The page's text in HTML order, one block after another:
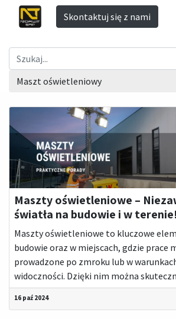
Skontaktuj się z nami
Maszt oświetleniowy
Maszty oświetleniowe –
światła na budowie i w terenie!
Maszty oświetleniowe to kluczowe
budowie oraz w miejscach, gdzie prace
prowadzone po zmroku lub w
widoczności. Dzięki nim można
16 paź 2024